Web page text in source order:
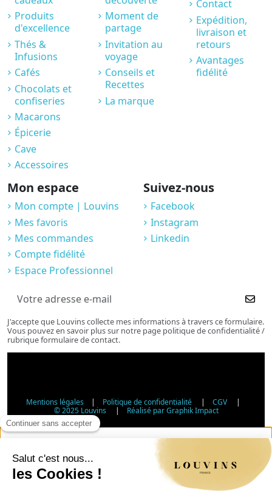
Produits
d'excellence
Thés &
Infusions
Cafés
Chocolats et
confiseries
Macarons
Épicerie
Cave
Accessoires
Moment de
partage
Invitation au
voyage
Conseils et
Recettes
La marque
Contact
Expédition,
livraison et
retours
Avantages
fidélité
Mon espace
Mon compte | Louvins
Mes favoris
Mes commandes
Compte fidélité
Espace Professionnel
Suivez-nous
Facebook
Instagram
Linkedin
J'accepte que Louvins collecte mes informations à travers ce formulaire.
Vous pouvez en savoir plus sur notre page politique de confidentialité /
rubrique formulaire de contact.
Mentions légales | Politique de confidentialité | CGV |
© 2025 Louvins | Réalisé par Graphik Impact
Vérification d'âge - Vente d'alcool
Conformément à l'article L3342-1 du Code de la santé
publique, la vente d'alcool est interdite aux mineurs de